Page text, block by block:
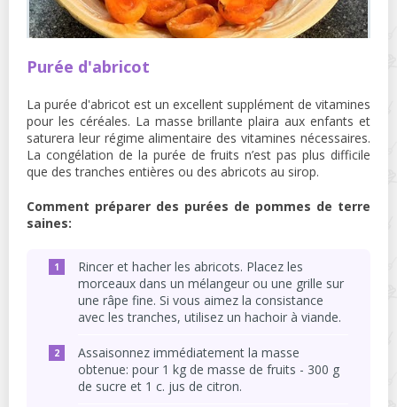
Purée d'abricot
La purée d'abricot est un excellent supplément de vitamines
pour les céréales. La masse brillante plaira aux enfants et
saturera leur régime alimentaire des vitamines nécessaires.
La congélation de la purée de fruits n’est pas plus difficile
que des tranches entières ou des abricots au sirop.
Comment préparer des purées de pommes de terre
saines:
Rincer et hacher les abricots. Placez les
morceaux dans un mélangeur ou une grille sur
une râpe fine. Si vous aimez la consistance
avec les tranches, utilisez un hachoir à viande.
Assaisonnez immédiatement la masse
obtenue: pour 1 kg de masse de fruits - 300 g
de sucre et 1 c. jus de citron.